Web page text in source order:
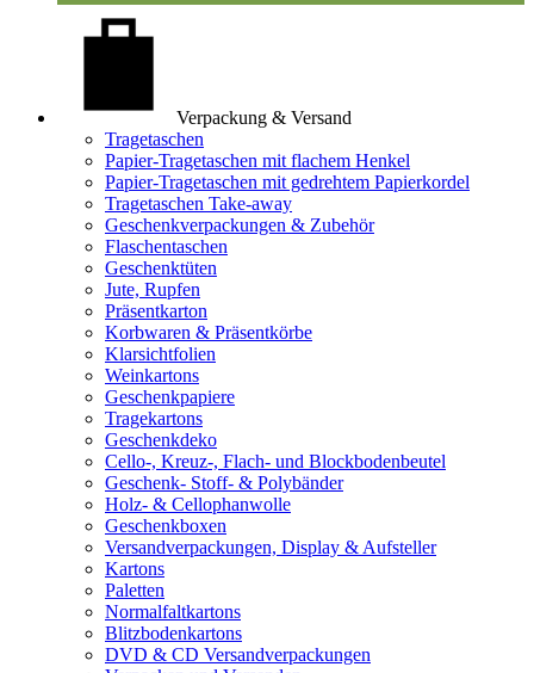
Verpackung & Versand
Tragetaschen
Papier-Tragetaschen mit flachem Henkel
Papier-Tragetaschen mit gedrehtem Papierkordel
Tragetaschen Take-away
Geschenkverpackungen & Zubehör
Flaschentaschen
Geschenktüten
Jute, Rupfen
Präsentkarton
Korbwaren & Präsentkörbe
Klarsichtfolien
Weinkartons
Geschenkpapiere
Tragekartons
Geschenkdeko
Cello-, Kreuz-, Flach- und Blockbodenbeutel
Geschenk- Stoff- & Polybänder
Holz- & Cellophanwolle
Geschenkboxen
Versandverpackungen, Display & Aufsteller
Kartons
Paletten
Normalfaltkartons
Blitzbodenkartons
DVD & CD Versandverpackungen